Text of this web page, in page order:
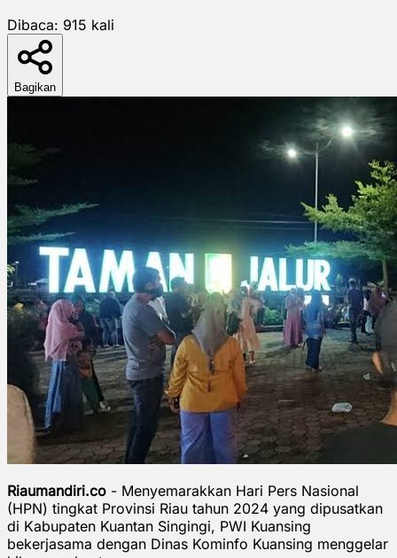
Dibaca: 915 kali
Bagikan
Riaumandiri.co - Menyemarakkan Hari Pers Nasional
(HPN) tingkat Provinsi Riau tahun 2024 yang dipusatkan
di Kabupaten Kuantan Singingi, PWI Kuansing
bekerjasama dengan Dinas Kominfo Kuansing menggelar